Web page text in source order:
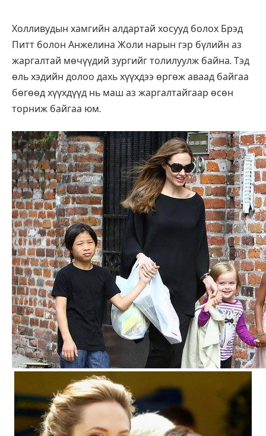
Холливудын хамгийн алдартай хосууд болох Брэд
Питт болон Анжелина Жоли нарын гэр бүлийн аз
жаргалтай мөчүүдий зургийг толилуулж байна. Тэд
өль хэдийн долоо дахь хүүхдээ өргөж аваад байгаа
бөгөөд хүүхдүүд нь маш аз жаргалтайгаар өсөн
торниж байгаа юм.